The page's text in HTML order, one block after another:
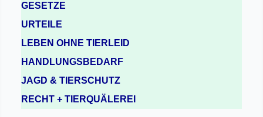
GESETZE
URTEILE
LEBEN OHNE TIERLEID
HANDLUNGSBEDARF
JAGD & TIERSCHUTZ
RECHT + TIERQUÄLEREI